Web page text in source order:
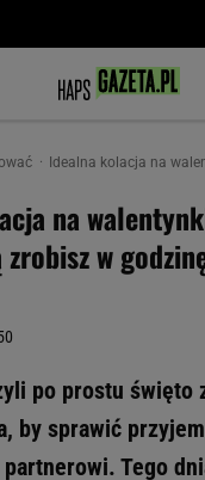
Idealna kolacja na
na
w
po prostu święto
by sprawić
Tego